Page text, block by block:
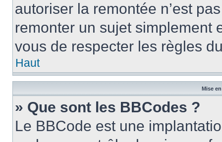
autoriser la remontée n’est
remonter un sujet simplement
vous de respecter les règles
Haut
Mise
» Que sont les BBCodes ?
Le BBCode est une